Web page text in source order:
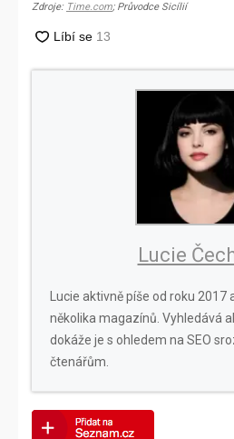
Zdroje: Time.com; Průvodce Sicílií
Lucie
Lucie aktivně píše od roku 2017
několika magazínů. Vyhledává
dokáže je s ohledem na SEO
čtenářům.